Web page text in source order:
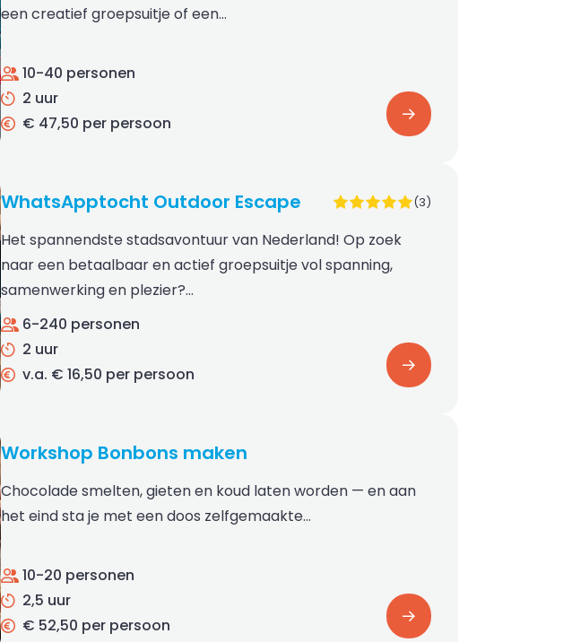
een creatief groepsuitje of een…
10-40 personen
2 uur
€ 47,50 per persoon
WhatsApptocht Outdoor Escape (3)
Het spannendste stadsavontuur van Nederland! Op zoek
naar een betaalbaar en actief groepsuitje vol spanning,
samenwerking en plezier?…
6-240 personen
2 uur
v.a. € 16,50 per persoon
Workshop Bonbons maken
Chocolade smelten, gieten en koud laten worden — en aan
het eind sta je met een doos zelfgemaakte…
10-20 personen
2,5 uur
€ 52,50 per persoon